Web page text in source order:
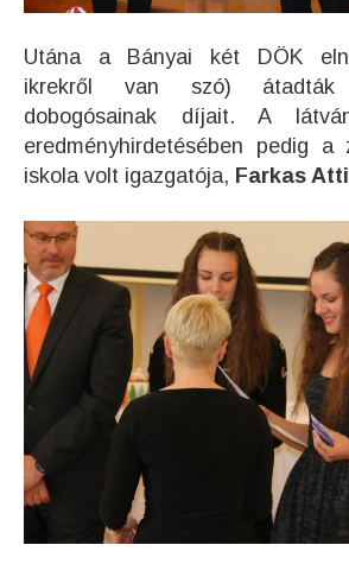
Utána a Bányai két DÖK
ikrekről van szó)
dobogósainak díjait. A
eredményhirdetésében pedig a
iskola volt igazgatója, Farkas